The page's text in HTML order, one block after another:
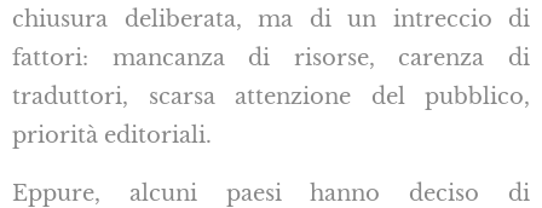
chiusura deliberata, ma di un intreccio di
fattori: mancanza di risorse, carenza di
traduttori, scarsa attenzione del pubblico,
priorità editoriali.
Eppure, alcuni paesi hanno deciso di